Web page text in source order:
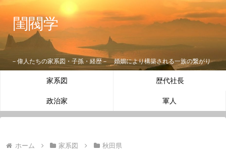
閨閥学
－偉人たちの家系図・子孫・経歴－ 婚姻により構築される一族の繋がり
家系図 歴代社長
政治家 軍人
ホーム 家系図 秋田県